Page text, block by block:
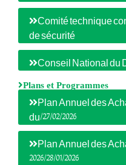
Comité technique
de sécurité
Conseil National du
Plans et Programmes
Plan Annuel des
du/27/02/2026
Plan Annuel des
2026/28/01/2026